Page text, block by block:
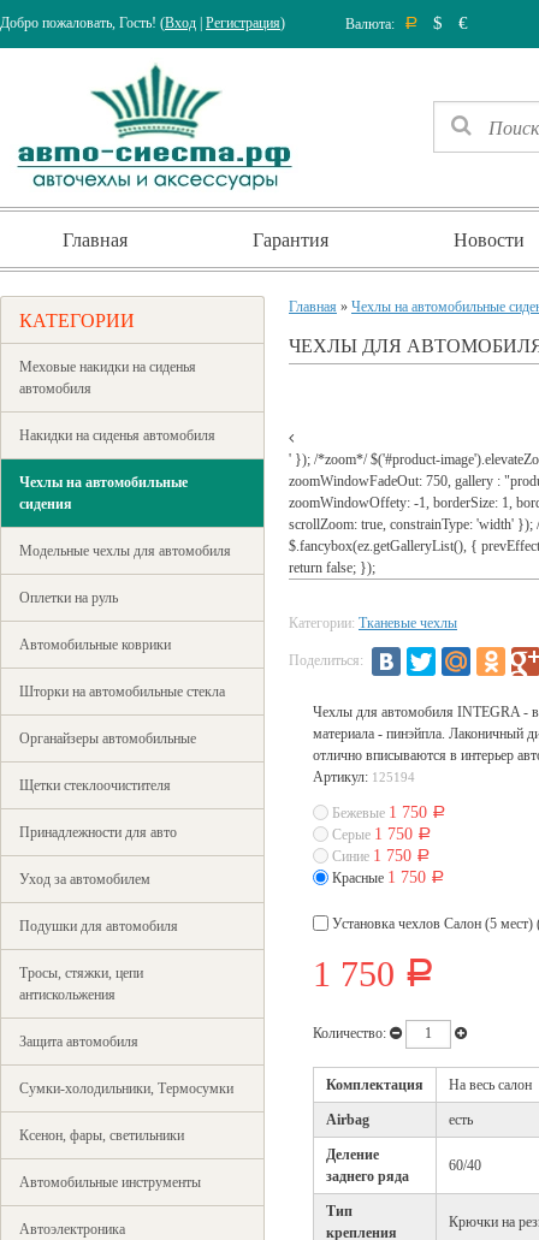
Добро пожаловать, Гость! (Вход Регистрация) Валюта: Р $ €
Главная Гарантия Новости
КАТЕГОРИИ
Меховые накидки на сиденья
автомобиля
Накидки на сиденья автомобиля
Чехлы на автомобильные
сидения
Модельные чехлы для автомобиля
Оплетки на руль
Автомобильные коврики
Шторки на автомобильные стекла
Органайзеры автомобильные
Щетки стеклоочистителя
Принадлежности для авто
Уход за автомобилем
Подушки для автомобиля
Тросы, стяжки, цепи
антискольжения
Защита автомобиля
Сумки-холодильники, Термосумки
Ксенон, фары, светильники
Автомобильные инструменты
Автоэлектроника
Главная » Чехлы на автомобильные
ЧЕХЛЫ ДЛЯ АВТОМОБИЛЯ
' }); /*zoom*/ $('#product-
zoomWindowFadeOut: 750, gallery :
zoomWindowOffety: -1, borderSize: 1,
scrollZoom: true, constrainType: 'width'
$.fancybox(ez.getGalleryList(), {
return false; });
Категории: Тканевые чехлы
Поделиться:
Чехлы для автомобиля INTEGRA -
материала - пинэйпла. Лаконичный
отлично вписываются в интерьер
Артикул: 125194
Бежевые 1 750 Р
Серые 1 750 Р
Синие 1 750 Р
Красные 1 750 Р
Установка чехлов Салон (5 мест)
1 750 Р
Количество:
Комплектация На весь салон
Airbag есть
Деление
заднего ряда
60/40
Тип
крепления
Крючки на